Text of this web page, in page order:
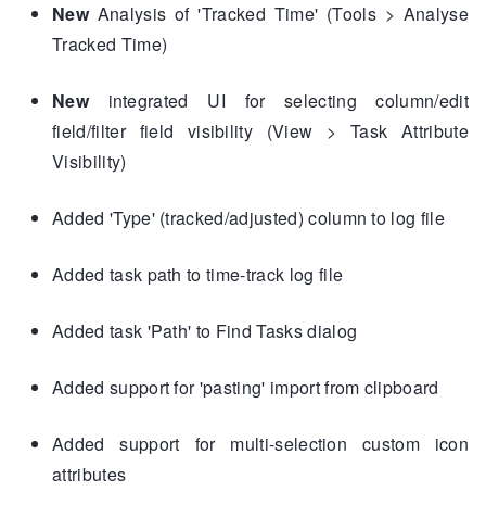
NewAnalysis of 'Tracked Time' (Tools > Analyse
Tracked Time)
Newintegrated UI for selecting column/edit
field/filter field visibility (View > Task Attribute
Visibility)
Added 'Type' (tracked/adjusted) column to log file
Added task path to time-track log file
Added task 'Path' to Find Tasks dialog
Added support for 'pasting' import from clipboard
Added support for multi-selection custom icon
attributes